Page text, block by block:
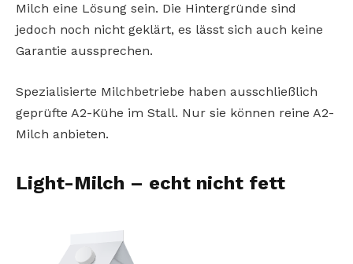
Milch eine Lösung sein. Die Hintergründe sind
jedoch noch nicht geklärt, es lässt sich auch keine
Garantie aussprechen.
Spezialisierte Milchbetriebe haben ausschließlich
geprüfte A2-Kühe im Stall. Nur sie können reine A2-
Milch anbieten.
Light-Milch – echt nicht fett